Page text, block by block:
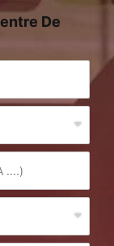
De